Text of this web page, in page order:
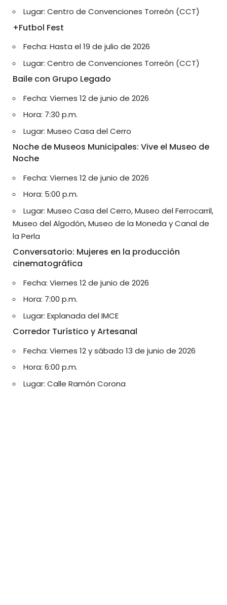
Lugar: Centro de Convenciones Torreón (CCT)
+Futbol Fest
Fecha: Hasta el 19 de julio de 2026
Lugar: Centro de Convenciones Torreón (CCT)
Baile con Grupo Legado
Fecha: Viernes 12 de junio de 2026
Hora: 7:30 p.m.
Lugar: Museo Casa del Cerro
Noche de Museos Municipales: Vive el Museo de
Noche
Fecha: Viernes 12 de junio de 2026
Hora: 5:00 p.m.
Lugar: Museo Casa del Cerro, Museo del Ferrocarril,
Museo del Algodón, Museo de la Moneda y Canal de
la Perla
Conversatorio: Mujeres en la producción
cinematográfica
Fecha: Viernes 12 de junio de 2026
Hora: 7:00 p.m.
Lugar: Explanada del IMCE
Corredor Turístico y Artesanal
Fecha: Viernes 12 y sábado 13 de junio de 2026
Hora: 6:00 p.m.
Lugar: Calle Ramón Corona